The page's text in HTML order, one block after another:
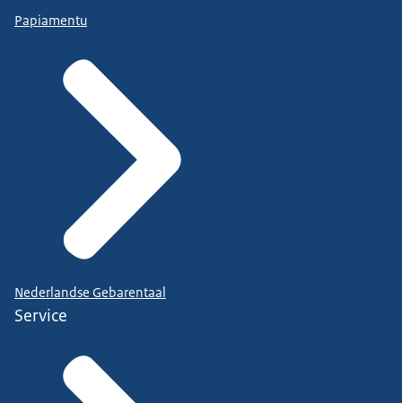
Papiamentu
Nederlandse Gebarentaal
Service